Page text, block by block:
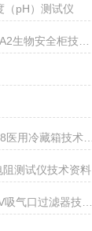
（pH）测试仪
海尔haier HR900-IIA2生物安全柜技术资料
海尔haier HYC-1378医用冷藏箱技术资料
测试仪技术资料
OFI-050V/OFI-200V吸气口过滤器技术参数